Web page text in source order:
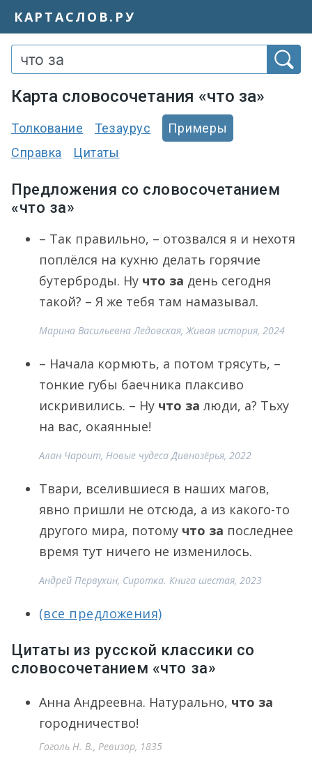
КАРТАСЛОВ.РУ
Карта словосочетания «что за»
Толкование Тезаурус
Примеры
Справка
Цитаты
Предложения со словосочетанием
«что за»
– Так правильно, – отозвался я и нехотя
поплёлся на кухню делать горячие
бутерброды. Ну что за день сегодня
такой? – Я же тебя там намазывал.
Марина Васильевна Ледовская, Живая история, 2024
– Начала кормють, а потом трясуть, –
тонкие губы баечника плаксиво
искривились. – Ну что за люди, а? Тьху
на вас, окаянные!
Алан Чароит, Новые чудеса Дивнозёрья, 2022
Твари, вселившиеся в наших магов,
явно пришли не отсюда, а из какого-то
другого мира, потому что за последнее
время тут ничего не изменилось.
Андрей Первухин, Сиротка. Книга шестая, 2023
(все предложения)
Цитаты из русской классики со
словосочетанием «что за»
Анна Андреевна. Натурально, что за
городничество!
Гоголь Н. В., Ревизор, 1835